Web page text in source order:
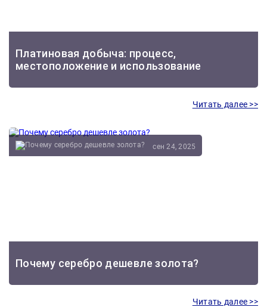
Платиновая добыча: процесс,
местоположение и использование
Читать далее >>
Почему серебро дешевле золота?
сен 24, 2025
Читать далее >>